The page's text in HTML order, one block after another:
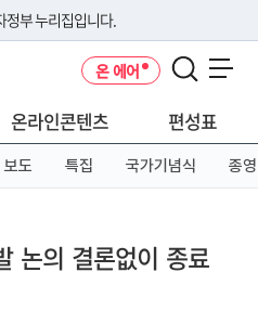
정부 누리집입니다.
주소를 사용하고 있다면 아래 URL에
온 에어
온라인콘텐츠 편성표
보도 특집 국가기념식 종영
논의 결론없이 종료